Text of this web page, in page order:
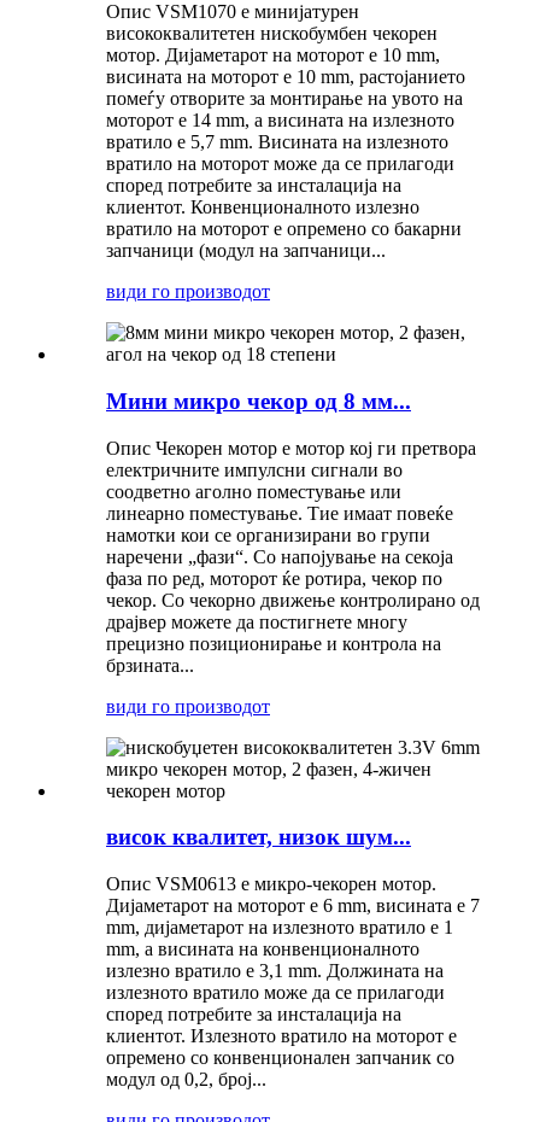
Опис VSM1070 е минијатурен
висококвалитетен нискобумбен чекорен
мотор. Дијаметарот на моторот е 10 mm,
висината на моторот е 10 mm, растојанието
помеѓу отворите за монтирање на увото на
моторот е 14 mm, а висината на излезното
вратило е 5,7 mm. Висината на излезното
вратило на моторот може да се прилагоди
според потребите за инсталација на
клиентот. Конвенционалното излезно
вратило на моторот е опремено со бакарни
запчаници (модул на запчаници...
види го производот
Мини микро чекор од 8 мм...
Опис Чекорен мотор е мотор кој ги претвора
електричните импулсни сигнали во
соодветно аголно поместување или
линеарно поместување. Тие имаат повеќе
намотки кои се организирани во групи
наречени „фази“. Со напојување на секоја
фаза по ред, моторот ќе ротира, чекор по
чекор. Со чекорно движење контролирано од
драјвер можете да постигнете многу
прецизно позиционирање и контрола на
брзината...
види го производот
висок квалитет, низок шум...
Опис VSM0613 е микро-чекорен мотор.
Дијаметарот на моторот е 6 mm, висината е 7
mm, дијаметарот на излезното вратило е 1
mm, а висината на конвенционалното
излезно вратило е 3,1 mm. Должината на
излезното вратило може да се прилагоди
според потребите за инсталација на
клиентот. Излезното вратило на моторот е
опремено со конвенционален запчаник со
модул од 0,2, број...